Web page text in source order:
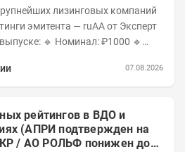
— ruAA от Эксперт
07.08.2026
рейтингов в ВДО и
(АПРИ подтвержден на
/ АО РОЛЬФ понижен до